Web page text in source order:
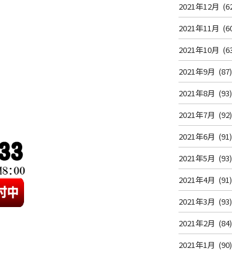
2021年12月
2021年11月
2021年10月
2021年9月 (87)
2021年8月 (93)
2021年7月 (92)
2021年6月 (91)
2021年5月 (93)
2021年4月 (91)
2021年3月 (93)
2021年2月 (84)
2021年1月 (90)